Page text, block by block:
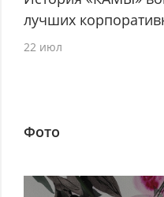
лучших
22 июл
Фото